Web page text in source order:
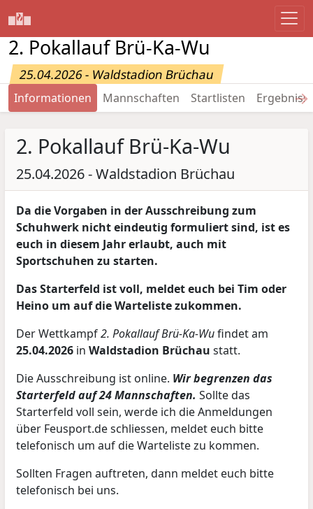
2. Pokallauf Brü-Ka-Wu
25.04.2026 - Waldstadion Brüchau
Informationen Mannschaften Startlisten →
2. Pokallauf Brü-Ka-Wu
25.04.2026 - Waldstadion Brüchau
Da die Vorgaben in der Ausschreibung zum
Schuhwerk nicht eindeutig formuliert sind, ist es
euch in diesem Jahr erlaubt, auch mit
Sportschuhen zu starten.
Das Starterfeld ist voll, meldet euch bei Tim oder
Heino um auf die Warteliste zukommen.
Der Wettkampf2. Pokallauf Brü-Ka-Wufindet am
25.04.2026 inWaldstadion Brüchau statt.
Die Ausschreibung ist online. Wir begrenzen das
Starterfeld auf 24 Mannschaften. Sollte das
Starterfeld voll sein, werde ich die Anmeldungen
über Feusport.de schliessen, meldet euch bitte
telefonisch um auf die Warteliste zu kommen.
Sollten Fragen auftreten, dann meldet euch bitte
telefonisch bei uns.